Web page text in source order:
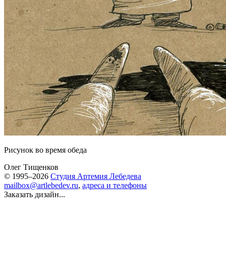
Рисунок во время обеда
Олег Тищенков
© 1995–2026 Студия Артемия Лебедева
mailbox@artlebedev.ru, адреса и телефоны
Заказать дизайн...